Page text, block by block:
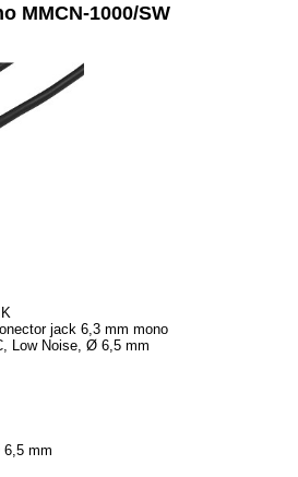
MMCN-1000/SW
jack 6,3 mm mono
Low Noise, Ø 6,5 mm
6,5 mm